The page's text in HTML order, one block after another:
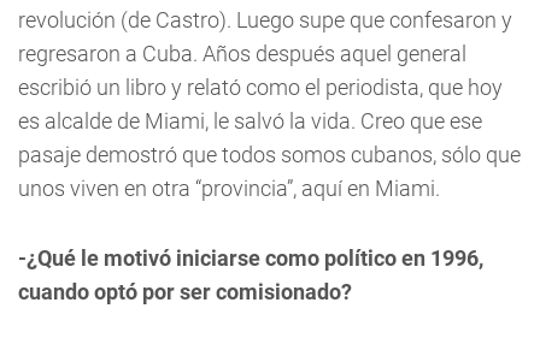
revolución (de Castro). Luego supe que confesaron y
regresaron a Cuba. Años después aquel general
escribió un libro y relató como el periodista, que hoy
es alcalde de Miami, le salvó la vida. Creo que ese
pasaje demostró que todos somos cubanos, sólo que
unos viven en otra “provincia”, aquí en Miami.
-¿Qué le motivó iniciarse como político en 1996,
cuando optó por ser comisionado?